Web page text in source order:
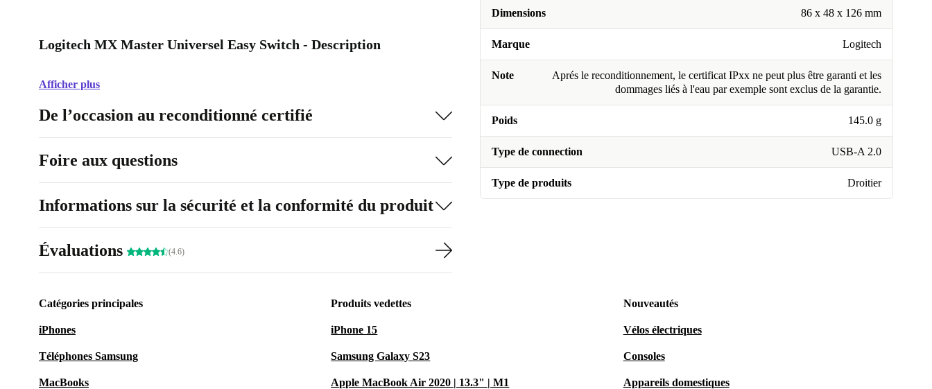
Dimensions 86 x 48 x 126 mm
Marque Logitech
Note
Aprés le reconditionnement, le certificat IPxx ne peut plus être garanti et les
dommages liés à l'eau par exemple sont exclus de la garantie.
Poids 145.0 g
Type de connection USB-A 2.0
Type de produits Droitier
Logitech MX Master Universel Easy Switch - Description
Afficher plus
De l’occasion au reconditionné certifié
Foire aux questions
Informations sur la sécurité et la conformité du produit
Évaluations (4.6)
Catégories principales
iPhones
Téléphones Samsung
MacBooks
Produits vedettes
iPhone 15
Samsung Galaxy S23
Apple MacBook Air 2020 | 13.3" | M1
Nouveautés
Vélos électriques
Consoles
Appareils domestiques